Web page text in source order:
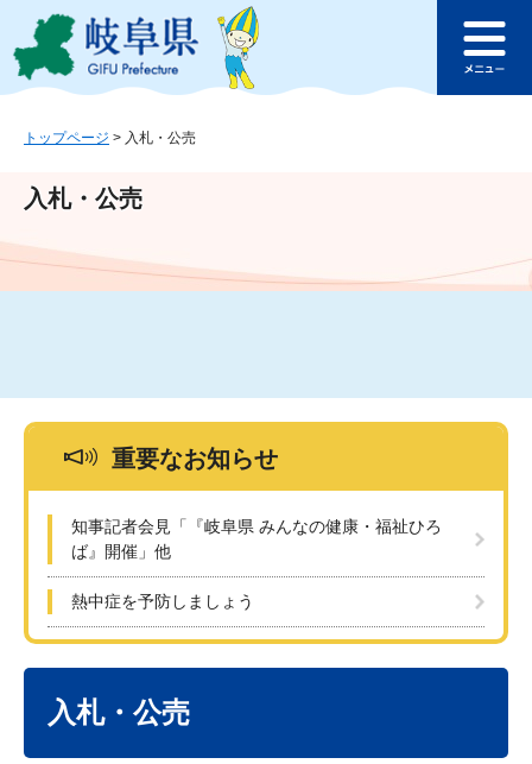
ジ
ュ
文
このページの本文へ
ュ
トップページ > 入札・公売
入札・公売
重要なお知らせ
知事記者会見「『岐阜県 みんなの健康・福祉ひろ
ば』開催」他
熱中症を予防しましょう
入札・公売